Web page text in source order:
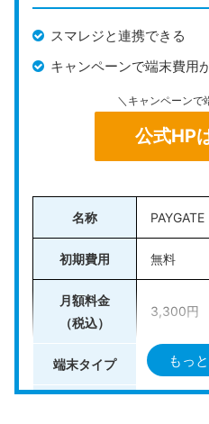
初期コストを抑えたい方に
入金は月6回（金融機関によ
行を指定すれば最短3営業
機関で無料です。
クレジットカードや電子マ
を問わず使いやすいのも魅
Airレジ」と連携すれば、
まとめて効率化できます。
費用を抑えつつ多機能なサ
すめです。
＼決済機能だけでOKな
Airペイの公
スマレジと連携できる
キャンペーンで端末費用
＼キャンペーンで
公式HP
名称 PAYGATE
初期費用 無料
月額料金
（税込）
3,300円
端末タイプ オールイ
もっ